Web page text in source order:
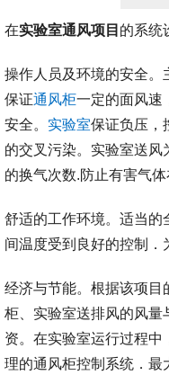
在实验室通风项目 的系统
操作人员及环境的安全。
保证通风柜一定的面风速
安全。 实验室保证负压，
的交叉污染。实验室送风
的换气次数.防止有害气
舒适的工作环境。适当的
间温度受到良好的控制．
经济与节能。根据该项目
柜、实验室送排风的风量
资。在实验室运行过程中
理的通风柜控制系统．最